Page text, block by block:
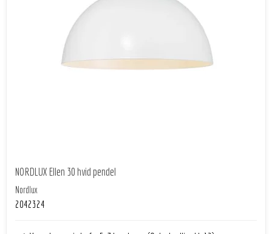
NORDLUX Ellen 30 hvid pendel
Nordlux
2042324